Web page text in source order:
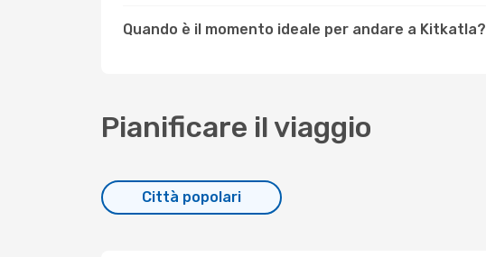
Quando è il momento ideale per andare a Kitkatla?
Pianificare il viaggio
Città popolari